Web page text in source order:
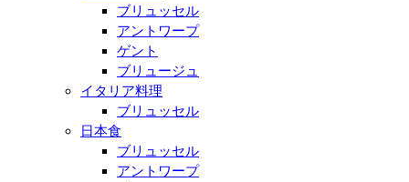
ブリュッセル
アントワープ
ゲント
ブリュージュ
イタリア料理
ブリュッセル
日本食
ブリュッセル
アントワープ